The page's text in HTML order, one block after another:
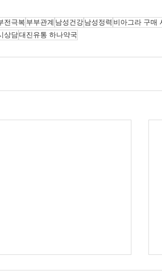
전극복 부부관계 남성건강남성정력 비아그라 구매
상담대진유통 하나약국